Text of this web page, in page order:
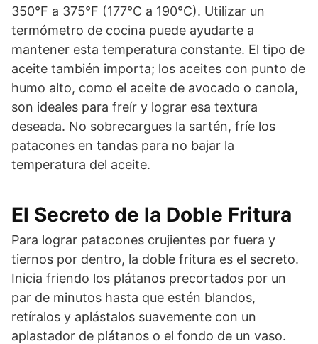
350°F a 375°F (177°C a 190°C). Utilizar un
termómetro de cocina puede ayudarte a
mantener esta temperatura constante. El tipo de
aceite también importa; los aceites con punto de
humo alto, como el aceite de avocado o canola,
son ideales para freír y lograr esa textura
deseada. No sobrecargues la sartén, fríe los
patacones en tandas para no bajar la
temperatura del aceite.
El Secreto de la Doble Fritura
Para lograr patacones crujientes por fuera y
tiernos por dentro, la doble fritura es el secreto.
Inicia friendo los plátanos precortados por un
par de minutos hasta que estén blandos,
retíralos y aplástalos suavemente con un
aplastador de plátanos o el fondo de un vaso.